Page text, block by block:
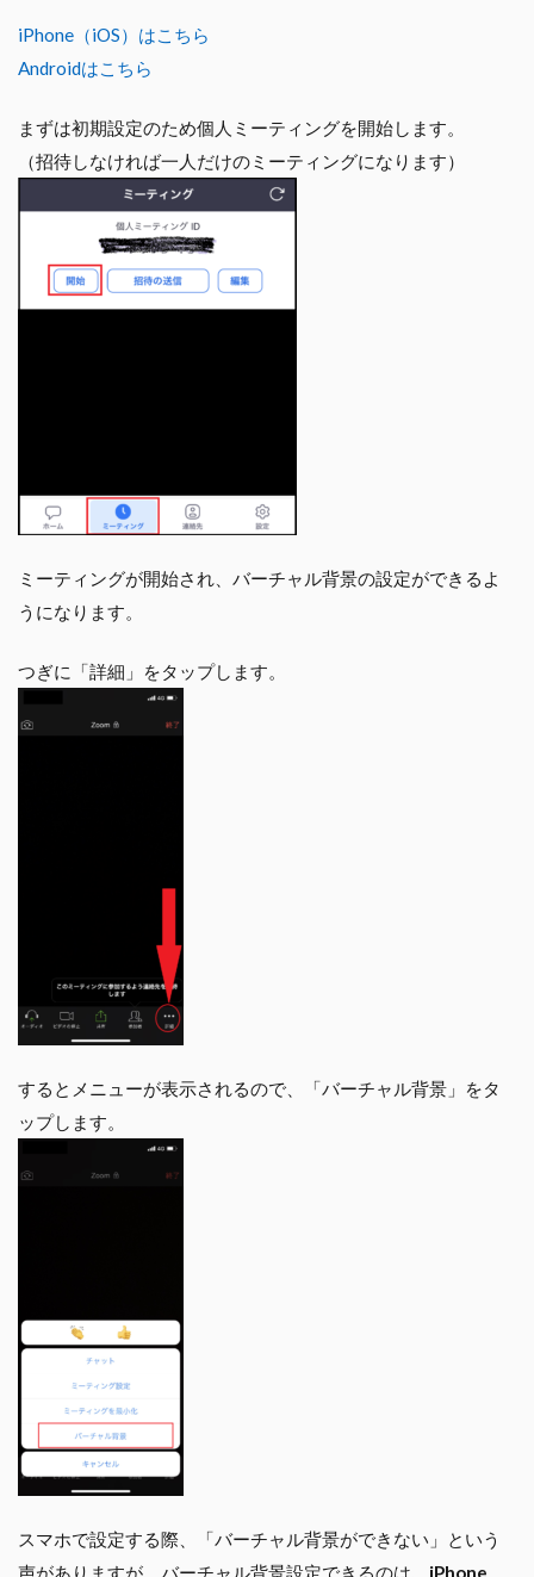
iPhone（iOS）はこちら
Androidはこちら
まずは初期設定のため個人ミーティングを開始します。
（招待しなければ一人だけのミーティングになります）
ミーティングが開始され、バーチャル背景の設定ができるよ
うになります。
つぎに「詳細」をタップします。
するとメニューが表示されるので、「バーチャル背景」をタ
ップします。
スマホで設定する際、「バーチャル背景ができない」という